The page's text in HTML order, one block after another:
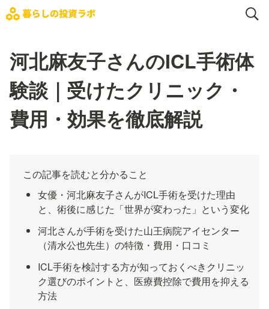
河北麻友子さんのICL手術体
験談｜受けたクリニック・
費用・効果を徹底解説
この記事を読むと分かること
女優・河北麻友子さんがICL手術を受けた理由
と、術後に感じた「世界が変わった」という変化
河北さんが手術を受けた山王病院アイセンター
（清水公也先生）の特徴・費用・口コミ
ICL手術を検討する方が知っておくべきクリニッ
ク選びのポイントと、医療費控除で費用を抑える
方法